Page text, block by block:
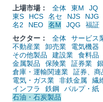
上場市場：
全体 東M JQ
東S
HCS 名セ NJS NJG
名2
NEO 名M JQG 福証
セクター：
全体 サービス
不動産業
卸売業 電気機器
その他製品
建設業 食料品
金属製品
保険業 証券業
倉庫・運輸関連業
証券、商
電気・ガス業
非鉄金属 繊
インフラ
鉄鋼 パルプ・紙
石油・石炭製品